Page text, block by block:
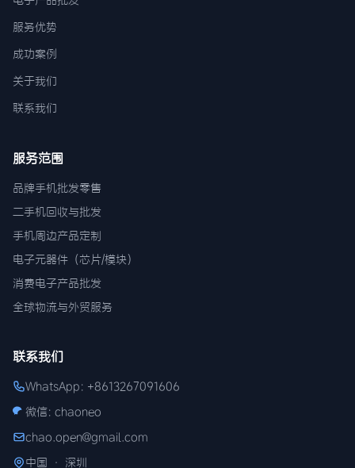
服务优势
成功案例
关于我们
联系我们
服务范围
品牌手机批发零售
二手机回收与批发
手机周边产品定制
电子元器件（芯片/模块）
消费电子产品批发
全球物流与外贸服务
联系我们
WhatsApp: +8613267091606
微信: chaoneo
chao.open@gmail.com
中国 · 深圳